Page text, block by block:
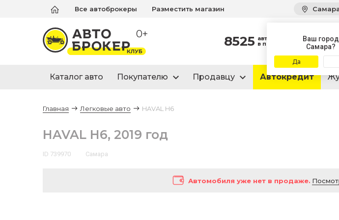
Все автоброкеры Разместить магазин
Ваш город
Самара?
Да
0+ 8525 автомобилей
в продаже
Каталог авто Покупателю Продавцу Автокредит
Главная Легковые авто HAVAL H6
HAVAL H6, 2019 год
ID 739970 Самара
Автомобиля уже нет в продаже.